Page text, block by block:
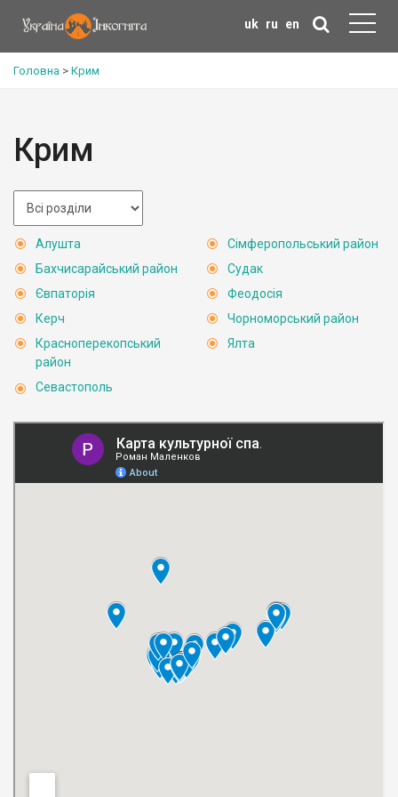
uk ru en
Головна > Крим
Крим
Алушта
Бахчисарайський район
Євпаторія
Керч
Красноперекопський
район
Севастополь
Сімферопольський район
Судак
Феодосія
Чорноморський район
Ялта